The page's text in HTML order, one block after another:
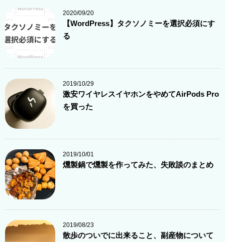
2020/09/20
【WordPress】タクソノミーを選択必須にす
る
2019/10/29
激安ワイヤレスイヤホンをやめてAirPods Pro
を買った
2019/10/01
燻製鍋で燻製を作ってみた、失敗談のまとめ
2019/08/23
散歩のついでに出来ること、副産物について